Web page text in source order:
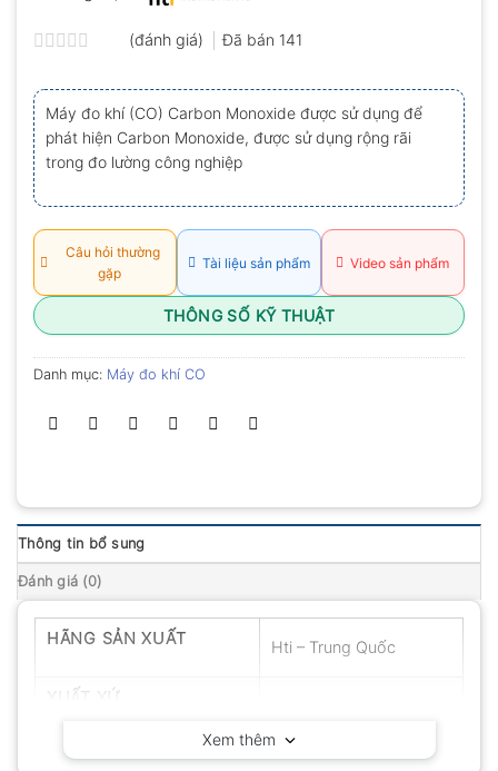
xếp
hạng
0.0
5
sao
(đánh giá) Đã bán 141
Máy đo khí (CO) Carbon Monoxide được sử dụng để
phát hiện Carbon Monoxide, được sử dụng rộng rãi
trong đo lường công nghiệp
Câu hỏi thường
gặp
Tài liệu sản phẩm Video sản phẩm
THÔNG SỐ KỸ THUẬT
Danh mục: Máy đo khí CO
Thông tin bổ sung
Đánh giá (0)
HÃNG SẢN XUẤT Hti – Trung Quốc
Xem thêm